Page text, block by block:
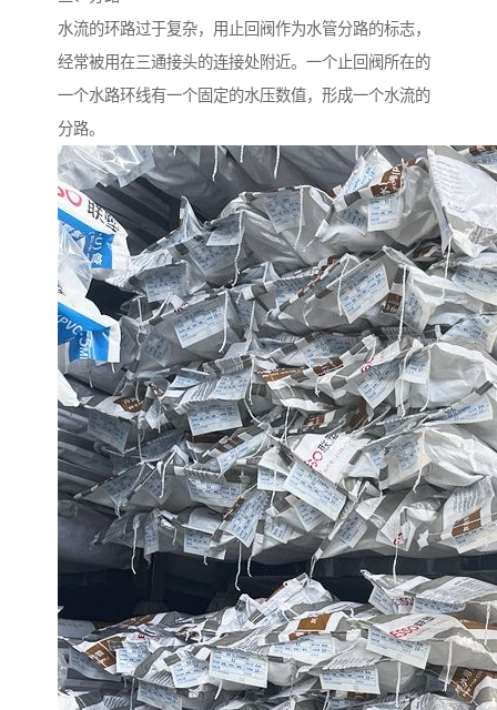
水流的环路过于复杂，用止回阀作为水管分路的标志，
经常被用在三通接头的连接处附近。一个止回阀所在的
一个水路环线有一个固定的水压数值，形成一个水流的
分路。